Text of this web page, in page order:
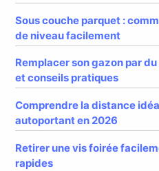
Sous couche parquet :
de niveau facilement
Remplacer son gazon par
et conseils pratiques
Comprendre la distance
autoportant en 2026
Retirer une vis foirée
rapides